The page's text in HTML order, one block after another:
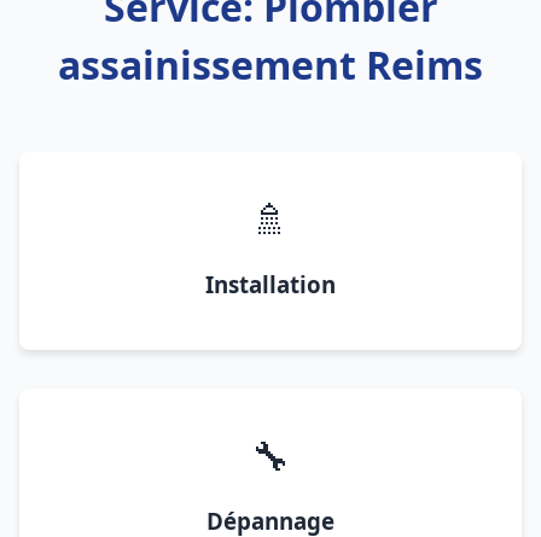
assainissement Reims
🚿
Installation
🔧
Dépannage